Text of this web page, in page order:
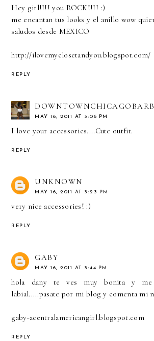
Hey girl!!!! you ROCK!!!! :)
me encantan tus looks y el anillo wow
saludos desde MEXICO
http://ilovemyclosetandyou.blogspot.com/
REPLY
MAY 16, 2011 AT 3:06 PM
I love your accessories....Cute outfit.
REPLY
UNKNOWN
MAY 16, 2011 AT 3:23 PM
very nice accessories! :)
REPLY
GABY
MAY 16, 2011 AT 3:44 PM
hola dany te ves muy bonita y me
labial.....pasate por mi blog y comenta mi
gaby-acentralamericangirl.blogspot.com
REPLY